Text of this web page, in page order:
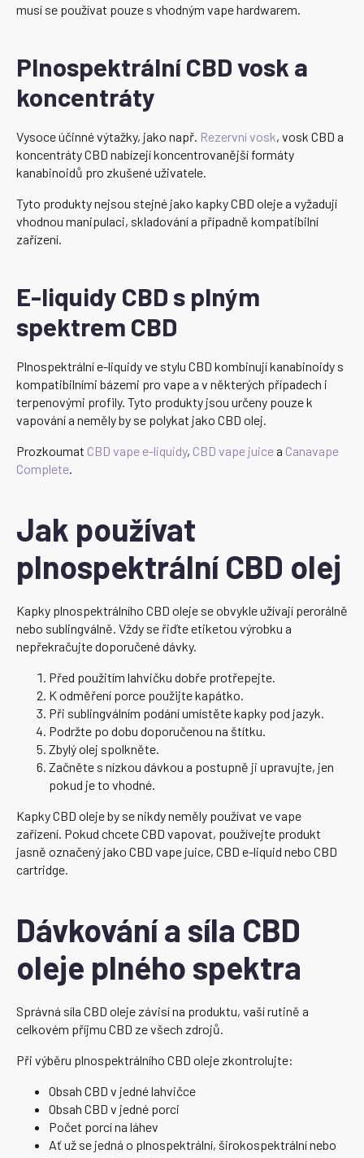
musí se používat pouze s vhodným vape hardwarem.
Plnospektrální CBD vosk a
koncentráty
Vysoce účinné výtažky, jako např. Rezervní vosk, vosk CBD a
koncentráty CBD nabízejí koncentrovanější formáty
kanabinoidů pro zkušené uživatele.
Tyto produkty nejsou stejné jako kapky CBD oleje a vyžadují
vhodnou manipulaci, skladování a případně kompatibilní
zařízení.
E-liquidy CBD s plným
spektrem CBD
Plnospektrální e-liquidy ve stylu CBD kombinují kanabinoidy s
kompatibilními bázemi pro vape a v některých případech i
terpenovými profily. Tyto produkty jsou určeny pouze k
vapování a neměly by se polykat jako CBD olej.
Prozkoumat CBD vape e-liquidy, CBD vape juicea Canavape
Complete.
Jak používat
plnospektrální CBD olej
Kapky plnospektrálního CBD oleje se obvykle užívají perorálně
nebo sublingválně. Vždy se řiďte etiketou výrobku a
nepřekračujte doporučené dávky.
Před použitím lahvičku dobře protřepejte.
K odměření porce použijte kapátko.
Při sublingválním podání umístěte kapky pod jazyk.
Podržte po dobu doporučenou na štítku.
Zbylý olej spolkněte.
Začněte s nízkou dávkou a postupně ji upravujte, jen
pokud je to vhodné.
Kapky CBD oleje by se nikdy neměly používat ve vape
zařízení. Pokud chcete CBD vapovat, používejte produkt
jasně označený jako CBD vape juice, CBD e-liquid nebo CBD
cartridge.
Dávkování a síla CBD
oleje plného spektra
Správná síla CBD oleje závisí na produktu, vaší rutině a
celkovém příjmu CBD ze všech zdrojů.
Při výběru plnospektrálního CBD oleje zkontrolujte:
Obsah CBD v jedné lahvičce
Obsah CBD v jedné porci
Počet porcí na láhev
Ať už se jedná o plnospektrální, širokospektrální nebo